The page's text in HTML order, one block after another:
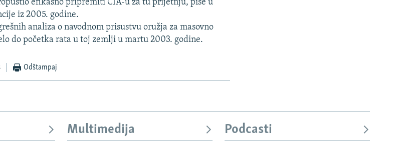
efikasno pripremiti CIA-u za tu prijetnju, piše u
iz 2005. godine.
analiza o navodnom prisustvu oružja za masovno
do početka rata u toj zemlji u martu 2003. godine.
Odštampaj
Multimedija Podcasti